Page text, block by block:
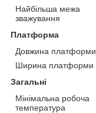
Найбільша межа
зважування
Платформа
Довжина платформи
Ширина платформи
Загальні
Мінімальна робоча
температура